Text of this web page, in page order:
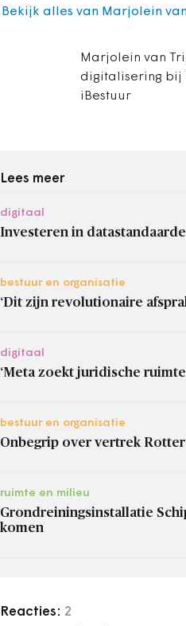
Marjolein van
digitalisering bij
iBestuur
Bekijk alles van Marjolein
Lees meer
digitaal
Investeren in
bestuur en organisatie
‘Dit zijn revolutionaire
digitaal
‘Meta zoekt juridische ruimte
bestuur en organisatie
Onbegrip over vertrek
ruimte en milieu
Grondreiningsinstallatie
komen
Reacties: 2